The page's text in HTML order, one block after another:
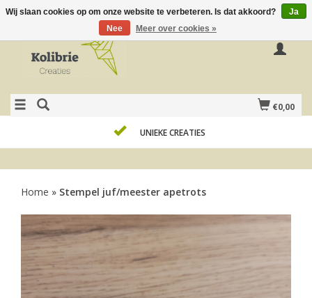
€0,00
UNIEKE CREATIES
Home » Stempel juf/meester apetrots
Wij slaan cookies op om onze website te verbeteren. Is dat akkoord?
Ja
Nee
Meer over cookies »